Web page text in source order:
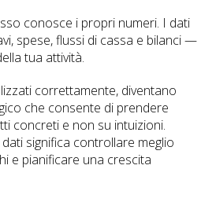
conosce i propri numeri. I dati
spese, flussi di cassa e bilanci —
tua attività.
correttamente, diventano
che consente di prendere
concreti e non su intuizioni.
significa controllare meglio
e pianificare una crescita